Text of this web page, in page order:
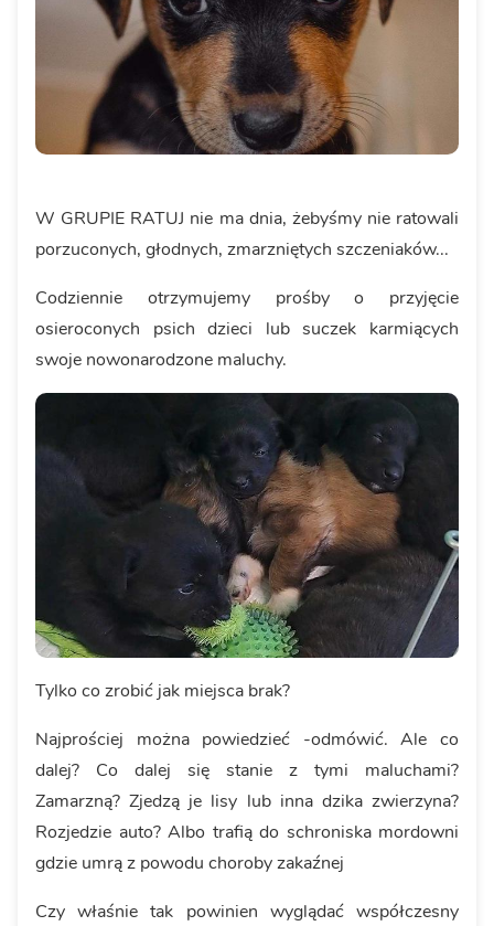
W GRUPIE RATUJ nie ma dnia, żebyśmy nie ratowali
porzuconych, głodnych, zmarzniętych szczeniaków...
Codziennie otrzymujemy prośby o przyjęcie
osieroconych psich dzieci lub suczek karmiących
swoje nowonarodzone maluchy.
Tylko co zrobić jak miejsca brak?
Najprościej można powiedzieć -odmówić. Ale co
dalej? Co dalej się stanie z tymi maluchami?
Zamarzną? Zjedzą je lisy lub inna dzika zwierzyna?
Rozjedzie auto? Albo trafią do schroniska mordowni
gdzie umrą z powodu choroby zakaźnej
Czy właśnie tak powinien wyglądać współczesny